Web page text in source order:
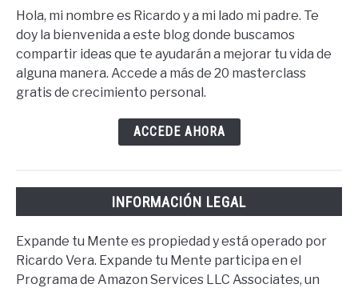
Hola, mi nombre es Ricardo y a mi lado mi padre. Te
doy la bienvenida a este blog donde buscamos
compartir ideas que te ayudarán a mejorar tu vida de
alguna manera. Accede a más de 20 masterclass
gratis de crecimiento personal.
ACCEDE AHORA
INFORMACIÓN LEGAL
Expande tu Mente es propiedad y está operado por
Ricardo Vera. Expande tu Mente participa en el
Programa de Amazon Services LLC Associates, un